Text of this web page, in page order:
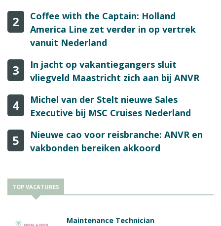
2
Coffee with the Captain: Holland
America Line zet verder in op vertrek
vanuit Nederland
3
In jacht op vakantiegangers sluit
vliegveld Maastricht zich aan bij ANVR
4
Michel van der Stelt nieuwe Sales
Executive bij MSC Cruises Nederland
5
Nieuwe cao voor reisbranche: ANVR en
vakbonden bereiken akkoord
TOP VACATURES
Maintenance Technician